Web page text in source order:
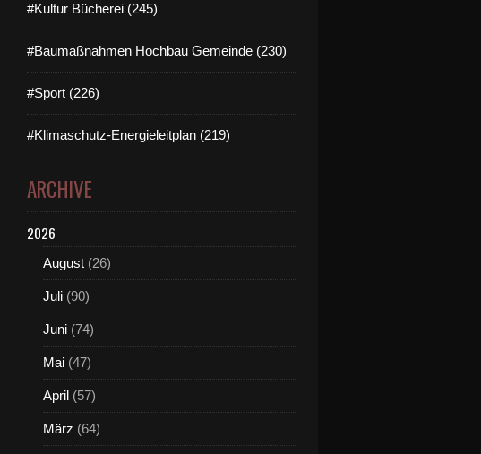
#Kultur Bücherei (245)
#Baumaßnahmen Hochbau Gemeinde (230)
#Sport (226)
#Klimaschutz-Energieleitplan (219)
ARCHIVE
2026
August (26)
Juli (90)
Juni (74)
Mai (47)
April (57)
März (64)